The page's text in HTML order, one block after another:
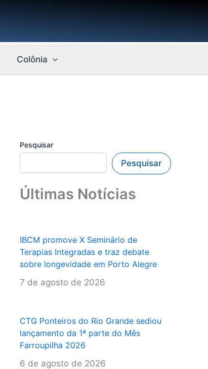
Colônia
Pesquisar
Pesquisar
Últimas Notícias
IBCM promove X Seminário de
Terapias Integradas e traz debate
sobre longevidade em Porto Alegre
7 de agosto de 2026
CTG Ponteiros do Rio Grande sediou
lançamento da 1ª parte do Mês
Farroupilha 2026
6 de agosto de 2026